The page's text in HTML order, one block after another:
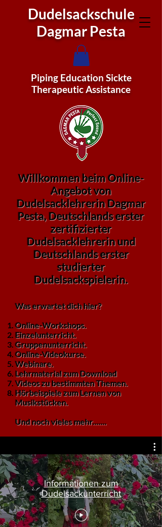
Dudelsackschule
Dagmar Pesta
Piping Education Sickte
Therapeutic Assistance
Willkommen beim Online-
Angebot von
Dudelsacklehrerin Dagmar
Pesta, Deutschlands erster
zertifizierter
Dudelsacklehrerin und
Deutschlands erster
studierter
Dudelsackspielerin.
Was erwartet dich hier?
Online-Workshops.
Einzelunterricht.
Gruppenunterricht.
Online-Videokurse.
Webinare.
Lehrmaterial zum Download
Videos zu bestimmten Themen.
Hörbeispiele zum Lernen von
Musikstücken.
Und noch vieles mehr.......
Informationen zum
Dudelsackunterricht